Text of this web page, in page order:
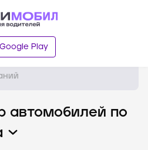
Google Play
автомобилей по